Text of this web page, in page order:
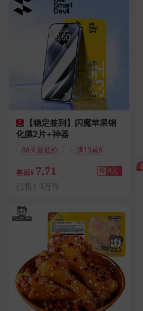
【稳定签到】闪魔苹果钢
化膜2片+神器
68天最低价 满15减8
券后¥ 7.71 券 8元
已售1.0万件